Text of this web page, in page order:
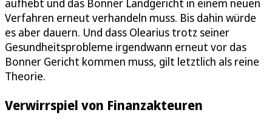
aufhebt und das Bonner Landgericht in einem neuen
Verfahren erneut verhandeln muss. Bis dahin würde
es aber dauern. Und dass Olearius trotz seiner
Gesundheitsprobleme irgendwann erneut vor das
Bonner Gericht kommen muss, gilt letztlich als reine
Theorie.
Verwirrspiel von Finanzakteuren